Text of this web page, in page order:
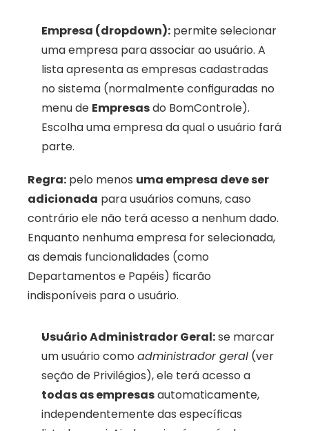
Empresa (dropdown): permite selecionar
uma empresa para associar ao usuário. A
lista apresenta as empresas cadastradas
no sistema (normalmente configuradas no
menu de Empresas do BomControle).
Escolha uma empresa da qual o usuário fará
parte.
Regra: pelo menos uma empresa deve ser
adicionada para usuários comuns, caso
contrário ele não terá acesso a nenhum dado.
Enquanto nenhuma empresa for selecionada,
as demais funcionalidades (como
Departamentos e Papéis) ficarão
indisponíveis para o usuário.
Usuário Administrador Geral: se marcar
um usuário como administrador geral (ver
todas as empresas automaticamente,
independentemente das específicas